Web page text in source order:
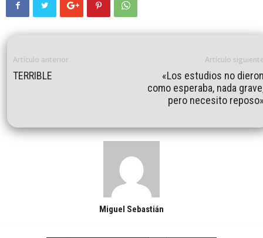
Artículo anterior
TERRIBLE
Artículo
«Los estudios no
como esperaba, nada
pero necesito
Miguel Sebastián